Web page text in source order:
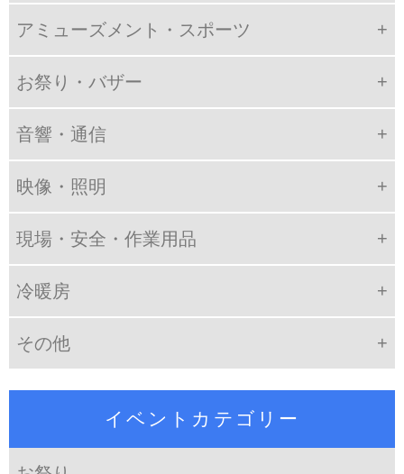
アミューズメント・スポーツ
お祭り・バザー
音響・通信
映像・照明
現場・安全・作業用品
冷暖房
その他
イベントカテゴリー